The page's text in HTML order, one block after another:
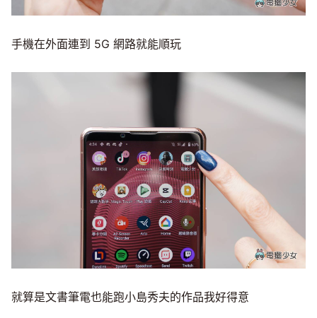
手機在外面連到 5G 網路就能順玩
就算是文書筆電也能跑小島秀夫的作品我好得意